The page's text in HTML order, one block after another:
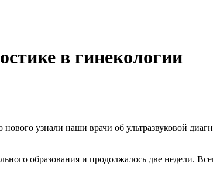
в гинекологии
образования и продолжалось две недели.